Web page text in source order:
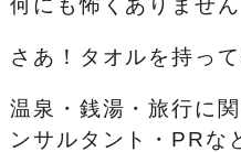
何にも怖くありません
さあ！タオルを持っ
温泉・銭湯・旅行に
ンサルタント・PRな